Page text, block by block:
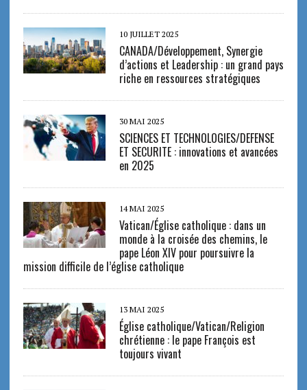
10 JUILLET 2025
CANADA/Développement, Synergie
d’actions et Leadership : un grand pays
riche en ressources stratégiques
30 MAI 2025
SCIENCES ET TECHNOLOGIES/DEFENSE
ET SECURITE : innovations et avancées
en 2025
14 MAI 2025
Vatican/Église catholique : dans un
monde à la croisée des chemins, le
pape Léon XIV pour poursuivre la
mission difficile de l’église catholique
13 MAI 2025
Église catholique/Vatican/Religion
chrétienne : le pape François est
toujours vivant